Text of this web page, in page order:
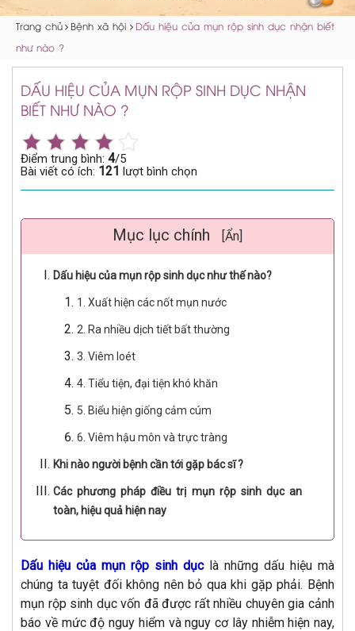
Trang chủ Bệnh xã hội
Dấu hiệu của mụn rộp sinh dục nhận biết
như nào ?
DẤU HIỆU CỦA MỤN RỘP SINH DỤC NHẬN
BIẾT NHƯ NÀO ?
Điểm trung bình: 4/5
Bài viết có ích: 121 lượt bình chọn
Mục lục chính [Ẩn]
Dấu hiệu của mụn rộp sinh dục như thế nào?
1. Xuất hiện các nốt mụn nước
2. Ra nhiều dịch tiết bất thường
3. Viêm loét
4. Tiểu tiện, đại tiện khó khăn
5. Biểu hiện giống cảm cúm
6. Viêm hậu môn và trực tràng
Khi nào người bệnh cần tới gặp bác sĩ ?
Các phương pháp điều trị mụn rộp sinh dục an
toàn, hiệu quả hiện nay
Dấu hiệu của mụn rộp sinh dụclà những dấu hiệu mà
chúng ta tuyệt đối không nên bỏ qua khi gặp phải. Bệnh
mụn rộp sinh dục vốn đã được rất nhiều chuyên gia cảnh
báo về mức độ nguy hiểm và nguy cơ lây nhiễm hiện nay,